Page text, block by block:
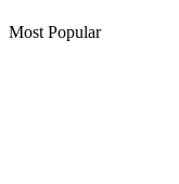
Most Popular